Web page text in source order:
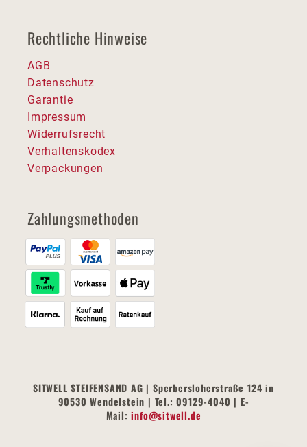
Rechtliche Hinweise
AGB
Datenschutz
Garantie
Impressum
Widerrufsrecht
Verhaltenskodex
Verpackungen
Zahlungsmethoden
SITWELL STEIFENSAND AG | Sperbersloherstraße 124 in
90530 Wendelstein | Tel.: 09129-4040 | E-
Mail:info@sitwell.de